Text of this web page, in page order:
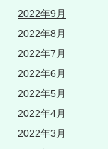
2022年9月
2022年8月
2022年7月
2022年6月
2022年5月
2022年4月
2022年3月